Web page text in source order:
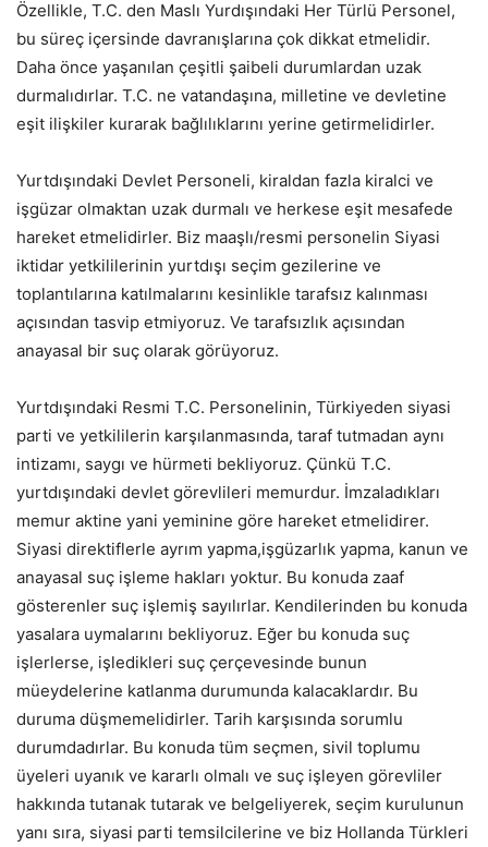
Özellikle, T.C. den Maslı Yurdışındaki Her Türlü Personel,
bu süreç içersinde davranışlarına çok dikkat etmelidir.
Daha önce yaşanılan çeşitli şaibeli durumlardan uzak
durmalıdırlar. T.C. ne vatandaşına, milletine ve devletine
eşit ilişkiler kurarak bağlılıklarını yerine getirmelidirler.
Yurtdışındaki Devlet Personeli, kiraldan fazla kiralci ve
işgüzar olmaktan uzak durmalı ve herkese eşit mesafede
hareket etmelidirler. Biz maaşlı/resmi personelin Siyasi
iktidar yetkililerinin yurtdışı seçim gezilerine ve
toplantılarına katılmalarını kesinlikle tarafsız kalınması
açısından tasvip etmiyoruz. Ve tarafsızlık açısından
anayasal bir suç olarak görüyoruz.
Yurtdışındaki Resmi T.C. Personelinin, Türkiyeden siyasi
parti ve yetkililerin karşılanmasında, taraf tutmadan aynı
intizamı, saygı ve hürmeti bekliyoruz. Çünkü T.C.
yurtdışındaki devlet görevlileri memurdur. İmzaladıkları
memur aktine yani yeminine göre hareket etmelidirer.
Siyasi direktiflerle ayrım yapma,işgüzarlık yapma, kanun ve
anayasal suç işleme hakları yoktur. Bu konuda zaaf
gösterenler suç işlemiş sayılırlar. Kendilerinden bu konuda
yasalara uymalarını bekliyoruz. Eğer bu konuda suç
işlerlerse, işledikleri suç çerçevesinde bunun
müeydelerine katlanma durumunda kalacaklardır. Bu
duruma düşmemelidirler. Tarih karşısında sorumlu
durumdadırlar. Bu konuda tüm seçmen, sivil toplumu
üyeleri uyanık ve kararlı olmalı ve suç işleyen görevliler
hakkında tutanak tutarak ve belgeliyerek, seçim kurulunun
yanı sıra, siyasi parti temsilcilerine ve biz Hollanda Türkleri